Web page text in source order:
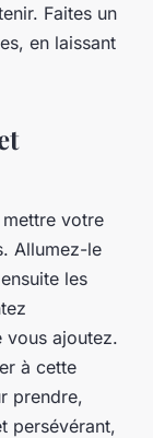
Faites un
en laissant
votre
Allumez-le
les
vous ajoutez.
à cette
prendre,
persévérant,